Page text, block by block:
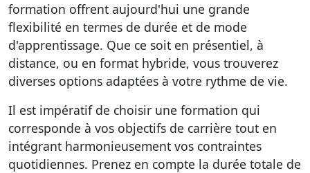
formation offrent aujourd'hui une grande
flexibilité en termes de durée et de mode
d'apprentissage. Que ce soit en présentiel, à
distance, ou en format hybride, vous trouverez
diverses options adaptées à votre rythme de vie.
Il est impératif de choisir une formation qui
corresponde à vos objectifs de carrière tout en
intégrant harmonieusement vos contraintes
quotidiennes. Prenez en compte la durée totale de